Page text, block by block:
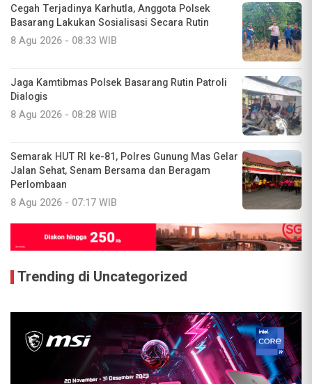
Cegah Terjadinya Karhutla, Anggota Polsek
Basarang Lakukan Sosialisasi Secara Rutin
8 Agu 2026 - 08:33 WIB
Jaga Kamtibmas Polsek Basarang Rutin Patroli
Dialogis
8 Agu 2026 - 08:28 WIB
Semarak HUT RI ke-81, Polres Gunung Mas Gelar
Jalan Sehat, Senam Bersama dan Beragam
Perlombaan
8 Agu 2026 - 07:17 WIB
Trending di Uncategorized